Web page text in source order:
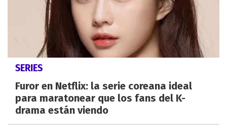
SERIES
Furor en Netflix: la serie coreana ideal
para maratonear que los fans del K-
drama están viendo